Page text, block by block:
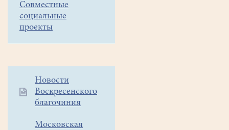
Совместные
социальные
проекты
Дополнительное
меню
Новости
Воскресенского
благочиния
Московская